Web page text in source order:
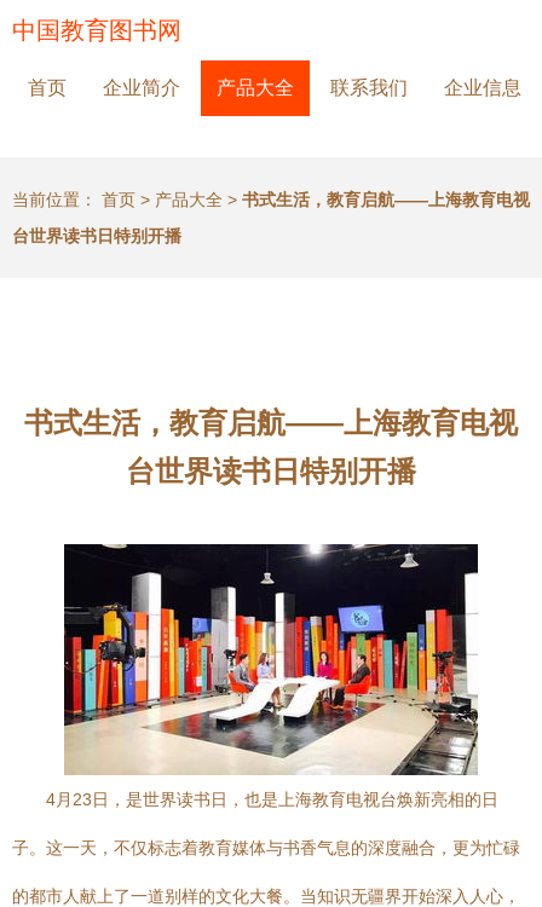
中国教育图书网
首页 企业简介 产品大全 联系我们 企业信息
当前位置： 首页 > 产品大全 > 书式生活，教育启航——上海教育电视
台世界读书日特别开播
书式生活，教育启航——上海教育电视
台世界读书日特别开播
4月23日，是世界读书日，也是上海教育电视台焕新亮相的日
子。这一天，不仅标志着教育媒体与书香气息的深度融合，更为忙碌
的都市人献上了一道别样的文化大餐。当知识无疆界开始深入人心，